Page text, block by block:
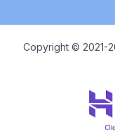
Copyright © 2021-